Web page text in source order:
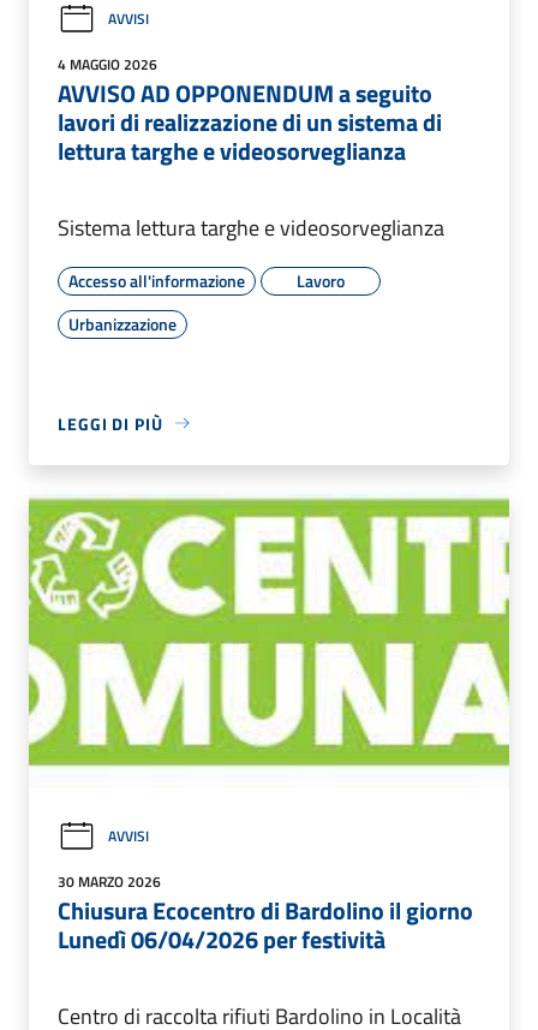
AVVISI
4 MAGGIO 2026
AVVISO AD OPPONENDUM a seguito
lavori di realizzazione di un sistema di
lettura targhe e videosorveglianza
Sistema lettura targhe e videosorveglianza
Accesso all'informazione
Lavoro
Urbanizzazione
LEGGI DI PIÙ
AVVISI
30 MARZO 2026
Chiusura Ecocentro di Bardolino il giorno
Lunedì 06/04/2026 per festività
Centro di raccolta rifiuti Bardolino in Località